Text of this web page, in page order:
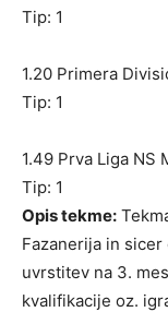
Tip: 1
1.20 Primera
Tip: 1
1.49 Prva Liga NS
Tip: 1
Opis tekme:
Fazanerija in
uvrstitev na 3.
kvalifikacije oz.